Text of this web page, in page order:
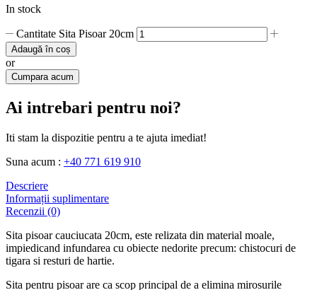
In stock
Cantitate Sita Pisoar 20cm
Adaugă în coș
or
Cumpara acum
Ai intrebari pentru noi?
Iti stam la dispozitie pentru a te ajuta imediat!
Suna acum : +40 771 619 910
Descriere
Informații suplimentare
Recenzii (0)
Sita pisoar cauciucata 20cm, este relizata din material moale,
impiedicand infundarea cu obiecte nedorite precum: chistocuri de
tigara si resturi de hartie.
Sita pentru pisoar are ca scop principal de a elimina mirosurile